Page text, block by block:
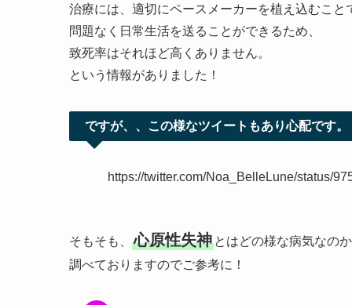
治療には、適切にペースメーカーを植え込むこと
問題なく日常生活を送ることができるため、
致死率はそれほど高くありません。
という情報がありました！
ですが、、この様なツイートもあり心配です。
https://twitter.com/Noa_BelleLune/status/
そもそも、 心原性失神 とはどの様な病気なの
調べておりますのでご参考に！